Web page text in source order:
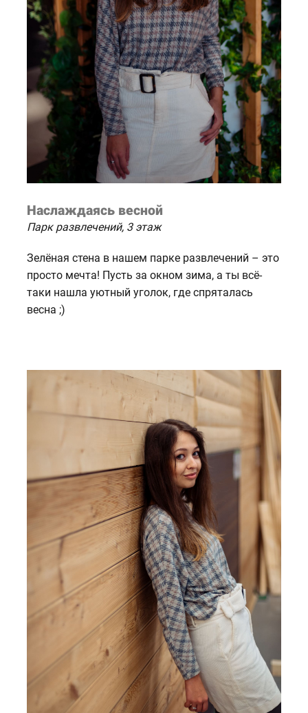
Наслаждаясь весной
Парк развлечений, 3 этаж
Зелёная стена в нашем парке развлечений – это
просто мечта! Пусть за окном зима, а ты всё-
таки нашла уютный уголок, где спряталась
весна ;)